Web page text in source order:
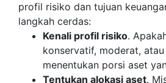
profil risiko dan tujuan
langkah cerdas:
Kenali profil risiko.
konservatif, moderat,
menentukan porsi aset
Tentukan alokasi aset.